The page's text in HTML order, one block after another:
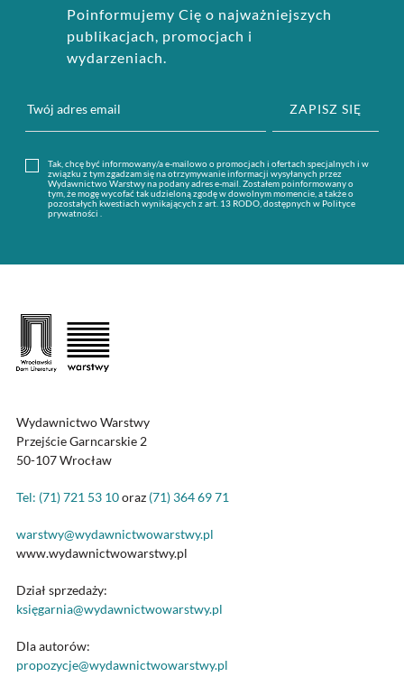
Poinformujemy Cię o najważniejszych
publikacjach, promocjach i
wydarzeniach.
ZAPISZ SIĘ
Tak, chcę być informowany/a e-mailowo o promocjach i ofertach specjalnych i w
związku z tym zgadzam się na otrzymywanie informacji wysyłanych przez
Wydawnictwo Warstwy na podany adres e-mail. Zostałem poinformowany o
tym, że mogę wycofać tak udzieloną zgodę w dowolnym momencie, a także o
pozostałych kwestiach wynikających z art. 13 RODO, dostępnych w Polityce
prywatności .
Wydawnictwo Warstwy
Przejście Garncarskie 2
50-107 Wrocław
Tel: (71) 721 53 10oraz (71) 364 69 71
warstwy@wydawnictwowarstwy.pl
www.wydawnictwowarstwy.pl
Dział sprzedaży:
księgarnia@wydawnictwowarstwy.pl
Dla autorów:
propozycje@wydawnictwowarstwy.pl